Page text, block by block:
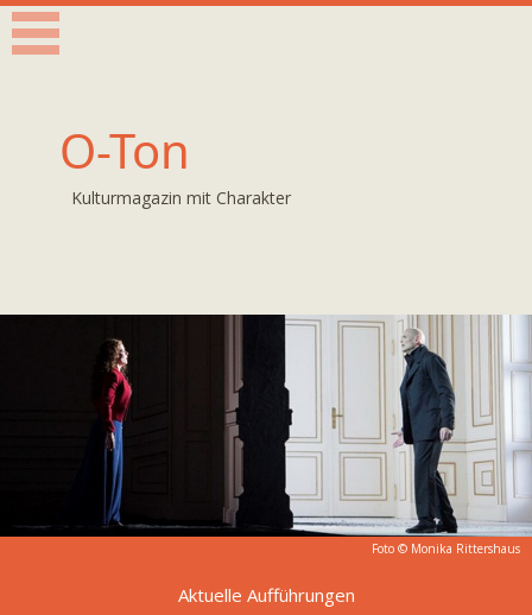
O-Ton
Kulturmagazin mit Charakter
Foto © Monika Rittershaus
Aktuelle Aufführungen